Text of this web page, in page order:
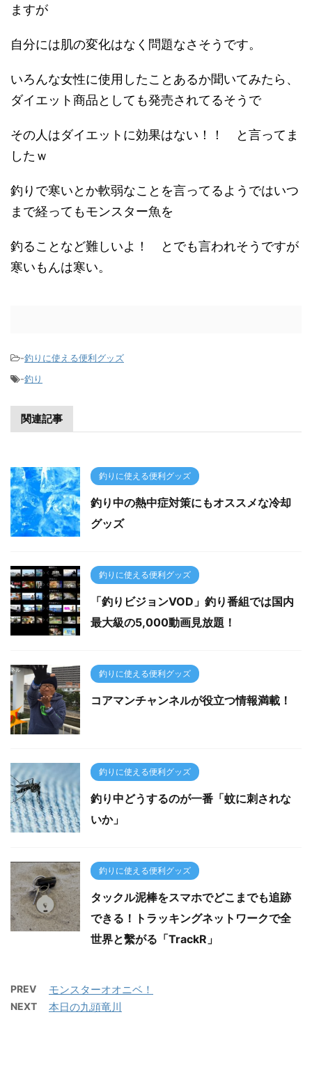
ますが
自分には肌の変化はなく問題なさそうです。
いろんな女性に使用したことあるか聞いてみたら、
ダイエット商品としても発売されてるそうで
その人はダイエットに効果はない！！ と言ってま
したｗ
釣りで寒いとか軟弱なことを言ってるようではいつ
まで経ってもモンスター魚を
釣ることなど難しいよ！ とでも言われそうですが
寒いもんは寒い。
-釣りに使える便利グッズ
-釣り
関連記事
釣りに使える便利グッズ
釣り中の熱中症対策にもオススメな冷却
グッズ
釣りに使える便利グッズ
「釣りビジョンVOD」釣り番組では国内
最大級の5,000動画見放題！
釣りに使える便利グッズ
コアマンチャンネルが役立つ情報満載！
釣りに使える便利グッズ
釣り中どうするのが一番「蚊に刺されな
いか」
釣りに使える便利グッズ
タックル泥棒をスマホでどこまでも追跡
できる！トラッキングネットワークで全
世界と繫がる「TrackR」
PREV モンスターオオニベ！
NEXT 本日の九頭竜川